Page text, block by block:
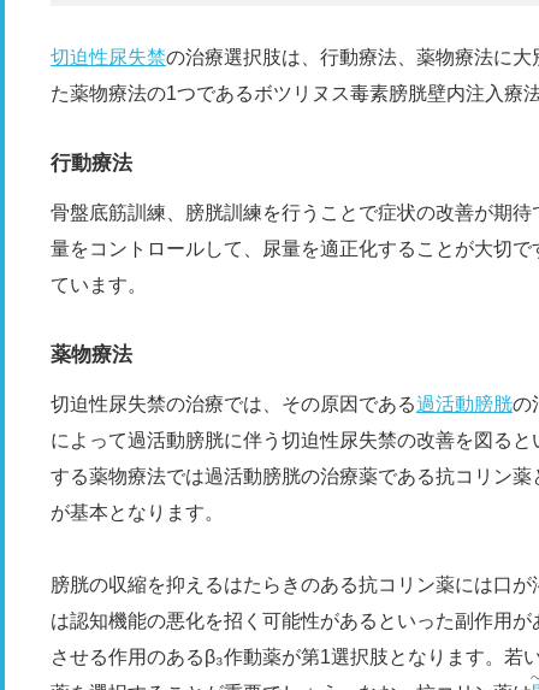
切迫性尿失禁の治療選択肢は、行動療法、薬物療法に
た薬物療法の1つであるボツリヌス毒素膀胱壁内注入療
行動療法
骨盤底筋訓練、膀胱訓練を行うことで症状の改善が期
量をコントロールして、尿量を適正化することが大切
ています。
薬物療法
切迫性尿失禁の治療では、その原因である過活動膀胱の
によって過活動膀胱に伴う切迫性尿失禁の改善を図る
する薬物療法では過活動膀胱の治療薬である抗コリン
が基本となります。
膀胱の収縮を抑えるはたらきのある抗コリン薬には口
は認知機能の悪化を招く可能性があるといった副作用
させる作用のあるβ₃作動薬が第1選択肢となります。若